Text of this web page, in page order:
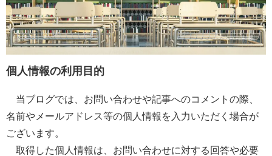
個人情報の利用目的
当ブログでは、お問い合わせや記事へのコメントの際、
名前やメールアドレス等の個人情報を入力いただく場合が
ございます。
取得した個人情報は、お問い合わせに対する回答や必要